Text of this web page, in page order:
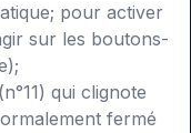
pour activer
sur les boutons-
qui clignote
fermé